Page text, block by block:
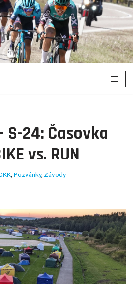
S-24: Časovka
vs. RUN
Pozvánky, Závody